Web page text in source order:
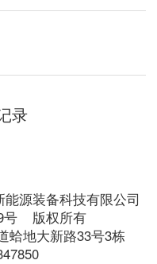
录
源装备科技有限公司
号
版权所有
蛤地大新路33号3栋